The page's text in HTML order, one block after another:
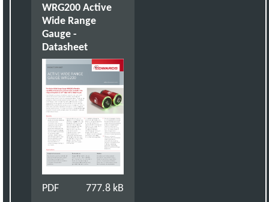
WRG200 Active
Wide Range
Gauge -
Datasheet
PDF 777.8 kB